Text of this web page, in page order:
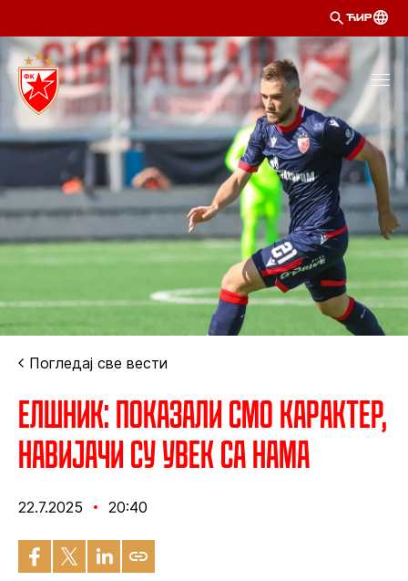
ЋИР
Погледај све вести
Елшник: Показали смо карактер,
навијачи су увек са нама
22.7.2025 20:40